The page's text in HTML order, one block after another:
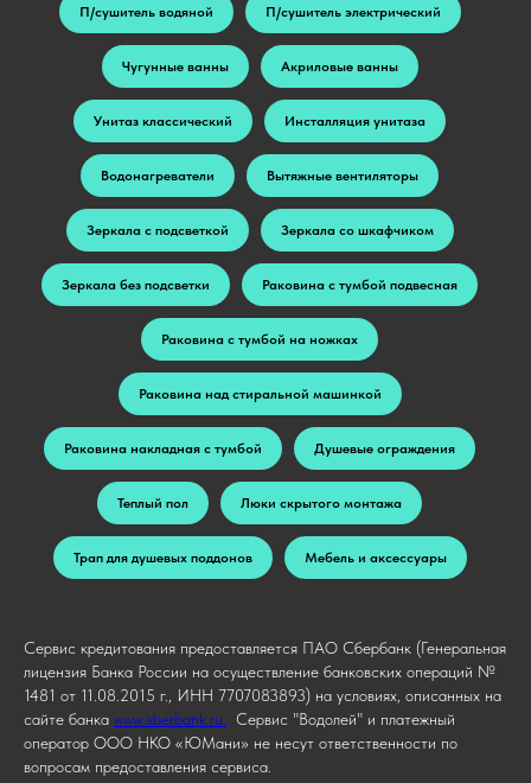
П/сушитель водяной П/сушитель электрический
Чугунные ванны Акриловые ванны
Унитаз классический Инсталляция унитаза
Водонагреватели Вытяжные вентиляторы
Зеркала с подсветкой Зеркала со шкафчиком
Зеркала без подсветки Раковина с тумбой подвесная
Раковина с тумбой на ножках
Раковина над стиральной машинкой
Раковина накладная с тумбой Душевые ограждения
Теплый пол Люки скрытого монтажа
Трап для душевых поддонов Мебель и аксессуары
Сервис кредитования предоставляется ПАО Сбербанк (Генеральная
лицензия Банка России на осуществление банковских операций №
1481 от 11.08.2015 г., ИНН 7707083893) на условиях, описанных на
сайте банка www.sberbank.ru.
Сервис "Водолей" и платежный
оператор ООО НКО «ЮМани» не несут ответственности по
вопросам предоставления сервиса.